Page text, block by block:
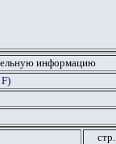
информацию
стр.